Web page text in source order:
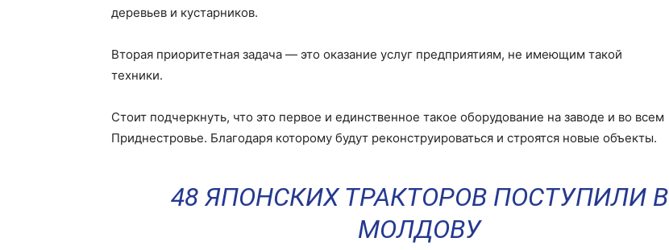
деревьев и кустарников.
Вторая приоритетная задача — это оказание услуг предприятиям, не имеющим такой
техники.
Стоит подчеркнуть, что это первое и единственное такое оборудование на заводе и во всем
Приднестровье. Благодаря которому будут реконструироваться и строятся новые объекты.
48 ЯПОНСКИХ ТРАКТОРОВ ПОСТУПИЛИ В
МОЛДОВУ